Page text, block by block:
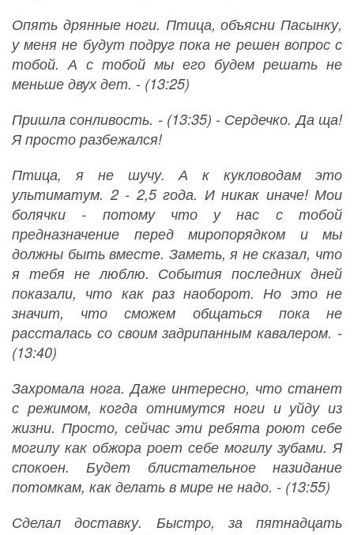
Опять дрянные ноги. Птица, объясни Пасынку,
у меня не будут подруг пока не решен вопрос с
тобой. А с тобой мы его будем решать не
меньше двух дет. - (13:25)
Пришла сонливость. - (13:35) - Сердечко. Да ща!
Я просто разбежался!
Птица, я не шучу. А к кукловодам это
ультиматум. 2 - 2,5 года. И никак иначе! Мои
болячки - потому что у нас с тобой
предназначение перед миропорядком и мы
должны быть вместе. Заметь, я не сказал, что
я тебя не люблю. События последних дней
показали, что как раз наоборот. Но это не
значит, что сможем общаться пока не
рассталась со своим задрипанным кавалером. -
(13:40)
Захромала нога. Даже интересно, что станет
с режимом, когда отнимутся ноги и уйду из
жизни. Просто, сейчас эти ребята роют себе
могилу как обжора роет себе могилу зубами. Я
спокоен. Будет блистательное назидание
потомкам, как делать в мире не надо. - (13:55)
Сделал доставку. Быстро, за пятнадцать